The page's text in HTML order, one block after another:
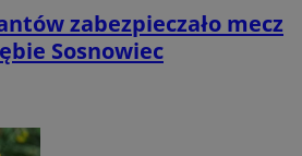
zabezpieczało mecz
Sosnowiec